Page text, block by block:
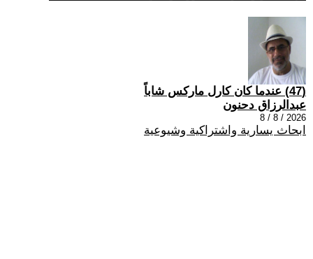
(47) عندما كان كارل ماركس شاباً
عبدالرزاق دحنون
2026 / 8 / 8
ابحاث يسارية واشتراكية وشيوعية